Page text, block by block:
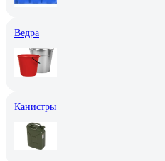
Ведра
Канистры